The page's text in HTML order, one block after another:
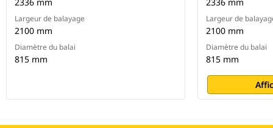
2336 mm
Largeur de balayage
2100 mm
Diamètre du balai
815 mm
2336 mm
Largeur de
2100 mm
Diamètre du balai
815 mm